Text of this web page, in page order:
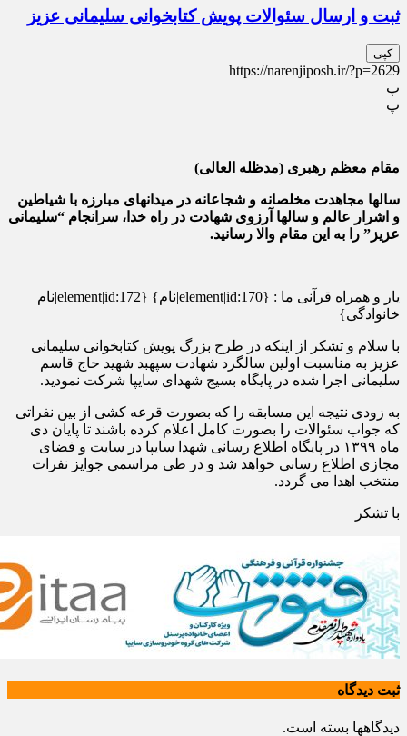
ثبت و ارسال سئوالات پویش کتابخوانی سلیمانی عزیز
کپی
https://narenjiposh.ir/?p=2629
پ
پ
مقام معظم رهبری (مدظله العالی)
سالها مجاهدت مخلصانه و شجاعانه در میدانهای مبارزه با شیاطین
و اشرار عالم و سالها آرزوی شهادت در راه خدا، سرانجام “سلیمانی
عزیز” را به این مقام والا رسانید.
یار و همراه قرآنی ما : {element|id:170|نام} {element|id:172|نام
خانوادگی}
با سلام و تشکر از اینکه در طرح بزرگ پویش کتابخوانی سلیمانی
عزیز به مناسبت اولین سالگرد شهادت سپهبد شهید حاج قاسم
سلیمانی اجرا شده در پایگاه بسیج شهدای سایپا شرکت نمودید.
به زودی نتیجه این مسابقه را که بصورت قرعه کشی از بین نفراتی
که جواب سئوالات را بصورت کامل اعلام کرده باشند تا پایان دی
ماه ۱۳۹۹ در پایگاه اطلاع رسانی شهدا سایپا در سایت و فضای
مجازی اطلاع رسانی خواهد شد و در طی مراسمی جوایز نفرات
منتخب اهدا می گردد.
با تشکر
ثبت دیدگاه
دیدگاهها بسته است.